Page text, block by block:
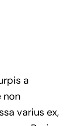
a
non
varius ex,